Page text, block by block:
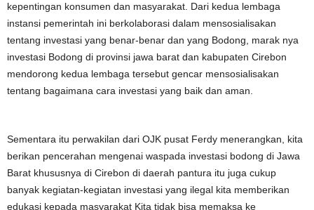
kepentingan konsumen dan masyarakat. Dari kedua lembaga
instansi pemerintah ini berkolaborasi dalam mensosialisakan
tentang investasi yang benar-benar dan yang Bodong, marak nya
investasi Bodong di provinsi jawa barat dan kabupaten Cirebon
mendorong kedua lembaga tersebut gencar mensosialisakan
tentang bagaimana cara investasi yang baik dan aman.
Sementara itu perwakilan dari OJK pusat Ferdy menerangkan, kita
berikan pencerahan mengenai waspada investasi bodong di Jawa
Barat khususnya di Cirebon di daerah pantura itu juga cukup
banyak kegiatan-kegiatan investasi yang ilegal kita memberikan
edukasi kepada masyarakat Kita tidak bisa memaksa ke